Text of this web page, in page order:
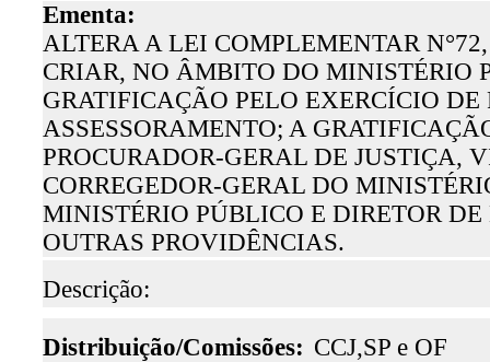
Ementa:
ALTERA A LEI COMPLEMENTAR
CRIAR, NO ÂMBITO DO MINISTÉRIO
GRATIFICAÇÃO PELO EXERCÍCIO
ASSESSORAMENTO; A
PROCURADOR-GERAL DE JUSTIÇA,
CORREGEDOR-GERAL DO
MINISTÉRIO PÚBLICO E DIRETOR
OUTRAS PROVIDÊNCIAS.
Descrição:
Distribuição/Comissões: CCJ,SP e OF